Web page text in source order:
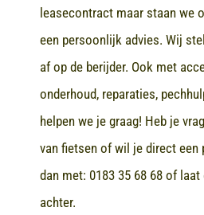
leasecontract maar staan we
een persoonlijk advies. Wij
af op de berijder. Ook met
onderhoud, reparaties,
helpen we je graag! Heb je
van fietsen of wil je direct een
dan met: 0183 35 68 68of laat
achter.